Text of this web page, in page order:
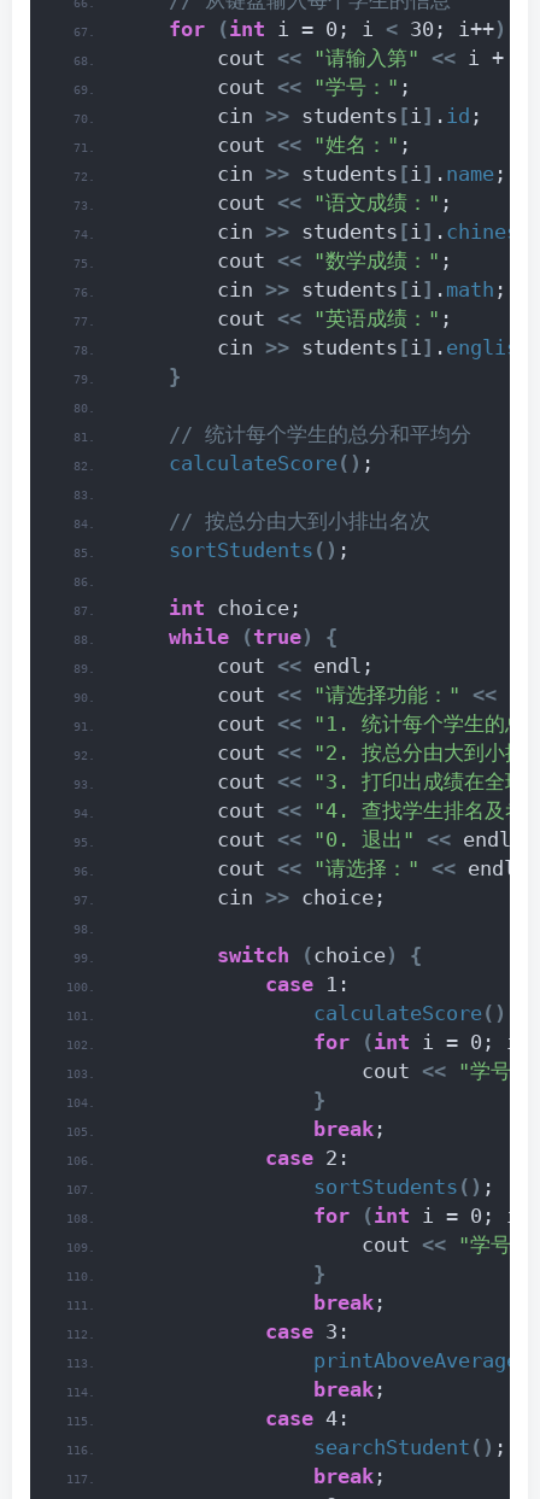
for
(int i = 0; i < 30; i++)
        cout
<< "请输入第" << i + 1
        cout
<< "学号：" ;
        cin
>> students [i] . id ;
        cout
<< "姓名：" ;
        cin
>> students [i] . name ;
        cout
<< "语文成绩：" ;
        cin
>> students [i] . chinese
        cout
<< "数学成绩：" ;
        cin
>> students [i] . math ;
        cout
<< "英语成绩：" ;
        cin
>> students [i] . english
}
// 统计每个学生的总分和平均分
calculateScore() ;
// 按总分由大到小排出名次
sortStudents () ;
int choice;
while
(true)
{
        cout
<< endl;
        cout
<< "请选择功能：" <<
        cout
<< "1. 统计每个学生的总
        cout
<< "2. 按总分由大到小排
        cout
<< "3. 打印出成绩在全班
        cout
<< "4. 查找学生排名及考
        cout
<< "0. 退出" << endl;
        cout
<< "请选择：" << endl;
        cin
>> choice;
switch (choice)
{
case 1:
calculateScore()
for
(int i = 0; i
                    cout
<< "学号：
}
break ;
case 2:
sortStudents () ;
for
(int i = 0; i
                    cout
<< "学号：
}
break ;
case 3:
printAboveAverage
break ;
case 4:
searchStudent () ;
break ;